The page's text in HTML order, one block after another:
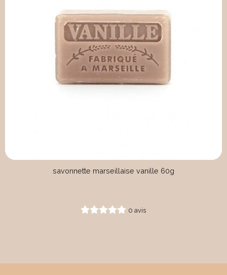
savonnette marseillaise vanille 60g
0 avis